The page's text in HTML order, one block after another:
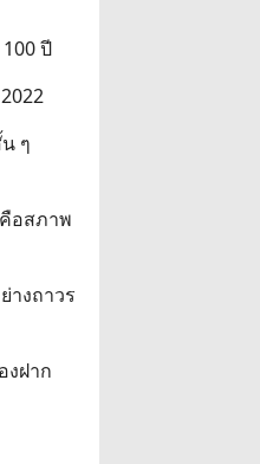
ปี
ๆ
อสภาพ
างถาวร
งฝาก